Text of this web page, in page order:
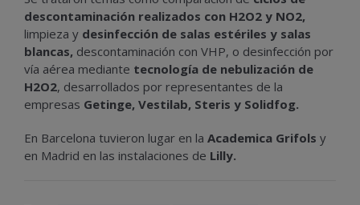
descontaminación realizados con H2O2 y NO2,
limpieza y desinfección de salas estériles y salas
blancas, descontaminación con VHP, o desinfección por
vía aérea mediante tecnología de nebulización de
H2O2, desarrollados por representantes de la
empresas Getinge, Vestilab, Steris y Solidfog.
En Barcelona tuvieron lugar en la Academica Grifols y
en Madrid en las instalaciones de Lilly.